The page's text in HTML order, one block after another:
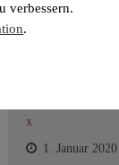
x
1. Januar 2020
verbessern.
.